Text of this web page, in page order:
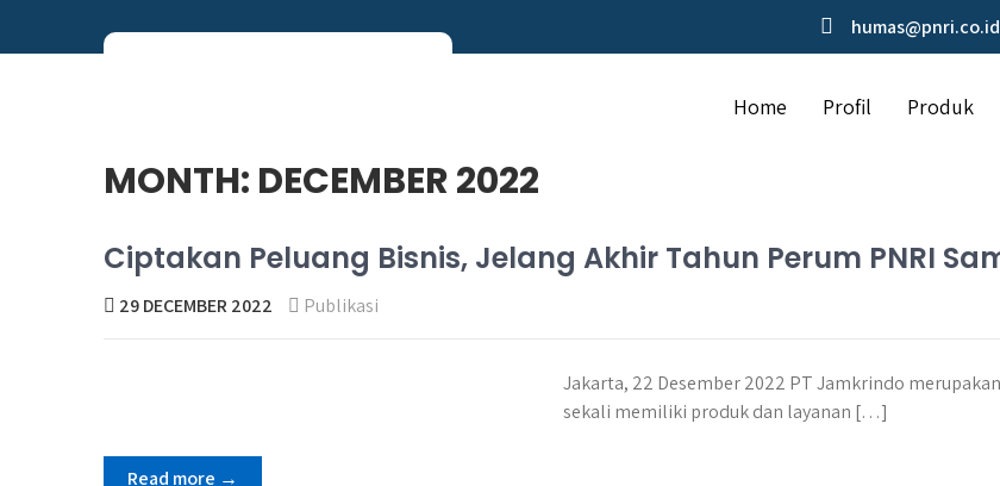
humas@pnri.co.id
Home Profil Produk
MONTH: DECEMBER 2022
Ciptakan Peluang Bisnis, Jelang Akhir Tahun Perum PNRI
29 DECEMBER 2022 Publikasi
Jakarta, 22 Desember 2022 PT Jamkrindo
sekali memiliki produk dan layanan […]
Read more →